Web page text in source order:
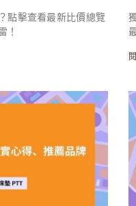
點擊查看最新比價總覽
！